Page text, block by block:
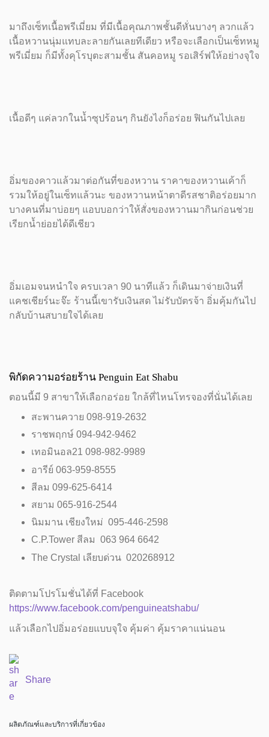
มาถึงเซ็ทเนื้อพรีเมี่ยม ที่มีเนื้อคุณภาพชั้นดีหั่นบางๆ ลวกแล้ว
เนื้อหวานนุ่มแทบละลายกันเลยทีเดียว หรือจะเลือกเป็นเซ็ทหมู
พรีเมี่ยม ก็มีทั้งคุโรบุตะสามชั้น สันคอหมู รอเสิร์ฟให้อย่างจุใจ
เนื้อดีๆ แค่ลวกในน้ำซุปร้อนๆ กินยังไงก็อร่อย ฟินกันไปเลย
อิ่มของคาวแล้วมาต่อกันที่ของหวาน ราคาของหวานเค้าก็
รวมให้อยู่ในเซ็ทแล้วนะ ของหวานหน้าตาดีรสชาติอร่อยมาก
บางคนที่มาบ่อยๆ แอบบอกว่าให้สั่งของหวานมากินก่อนช่วย
เรียกน้ำย่อยได้ดีเชียว
อิ่มเอมจนหนำใจ ครบเวลา 90 นาทีแล้ว ก็เดินมาจ่ายเงินที่
แคชเชียร์นะจ๊ะ ร้านนี้เขารับเงินสด ไม่รับบัตรจ้า อิ่มคุ้มกันไป
กลับบ้านสบายใจได้เลย
พิกัดความอร่อยร้าน Penguin Eat Shabu
ตอนนี้มี 9 สาขาให้เลือกอร่อย ใกล้ที่ไหนโทรจองที่นั่นได้เลย
สะพานควาย 098-919-2632
ราชพฤกษ์ 094-942-9462
เทอมินอล21 098-982-9989
อารีย์ 063-959-8555
สีลม 099-625-6414
สยาม 065-916-2544
นิมมาน เชียงใหม่ 095-446-2598
C.P.Tower สีลม 063 964 6642
The Crystal เลียบด่วน 020268912
ติดตามโปรโมชั่นได้ที่ Facebook
https://www.facebook.com/penguineatshabu/
แล้วเลือกไปอิ่มอร่อยแบบจุใจ คุ้มค่า คุ้มราคาแน่นอน
Share
ผลิตภัณฑ์และบริการที่เกี่ยวข้อง